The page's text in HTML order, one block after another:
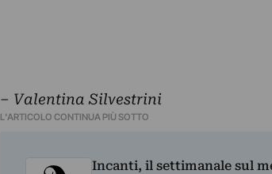
– Valentina Silvestrini
L'ARTICOLO CONTINUA PIÙ SOTTO
Incanti, il settimanale sul